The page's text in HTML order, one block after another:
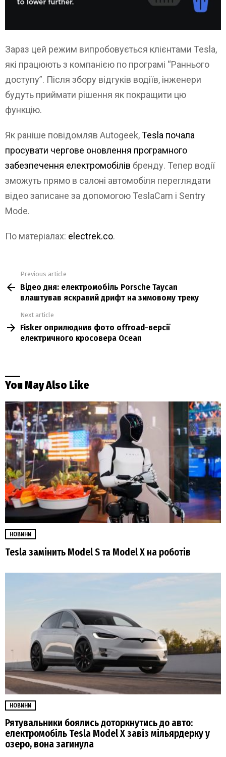
Зараз цей режим випробовується клієнтами Tesla,
які працюють з компанією по програмі “Раннього
доступу”. Після збору відгуків водіїв, інженери
будуть приймати рішення як покращити цю
функцію.
Як раніше повідомляв Autogeek,Tesla почала
просувати чергове оновлення програмного
забезпечення електромобілів бренду. Тепер водії
зможуть прямо в салоні автомобіля переглядати
відео записане за допомогою TeslaCam і Sentry
Mode.
По матеріалах: electrek.co.
more
Previous article
Відео дня: електромобіль Porsche Taycan
влаштував яскравий дрифт на зимовому треку
Next article
Fisker оприлюднив фото offroad-версії
електричного кросовера Ocean
You May Also Like
НОВИНИ
Tesla замінить Model S та Model X на роботів
НОВИНИ
Рятувальники боялись доторкнутись до авто:
електромобіль Tesla Model X завіз мільярдерку у
озеро, вона загинула